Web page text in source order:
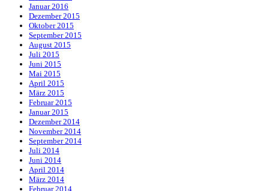
Januar 2016
Dezember 2015
Oktober 2015
September 2015
August 2015
Juli 2015
Juni 2015
Mai 2015
April 2015
März 2015
Februar 2015
Januar 2015
Dezember 2014
November 2014
September 2014
Juli 2014
Juni 2014
April 2014
März 2014
Februar 2014